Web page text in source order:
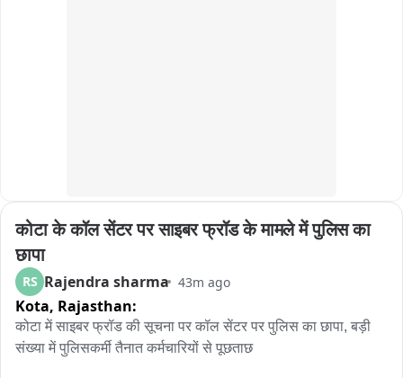
कोटा के कॉल सेंटर पर साइबर फ्रॉड के मामले में पुलिस का
छापा
RS Rajendra sharma 43m ago
Kota, Rajasthan:
कोटा में साइबर फ्रॉड की सूचना पर कॉल सेंटर पर पुलिस का छापा, बड़ी
संख्या में पुलिसकर्मी तैनात कर्मचारियों से पूछताछ